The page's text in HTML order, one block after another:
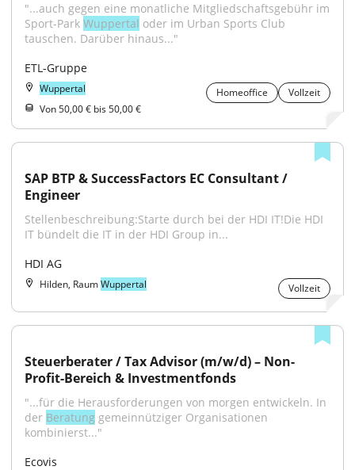
"...auch gegen eine monatliche Mitgliedschaftsgebühr im
Sport-Park Wuppertal oder im Urban Sports Club
tauschen. Darüber hinaus..."
ETL-Gruppe
Wuppertal Homeoffice
Vollzeit
Von 50,00 € bis 50,00 €
SAP BTP & SuccessFactors EC Consultant /
Engineer
Stellenbeschreibung:Starte durch bei der HDI IT!Die HDI
IT bündelt die IT in der HDI Group in...
HDI AG
Hilden, RaumWuppertal Vollzeit
Steuerberater / Tax Advisor (m/w/d) – Non-
Profit-Bereich & Investmentfonds
"...für die Herausforderungen von morgen entwickeln. In
der Beratung gemeinnütziger Organisationen
kombinierst..."
Ecovis